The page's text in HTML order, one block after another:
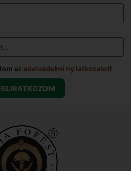
az adatvédelmi nyilatkozatot!